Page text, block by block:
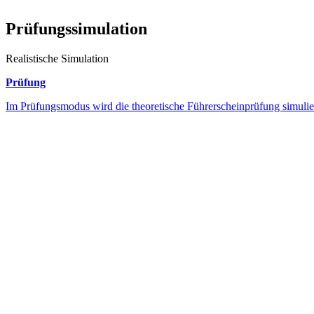
Prüfungssimulation
Realistische Simulation
Prüfung
Im Prüfungsmodus wird die theoretische Führerscheinprüfung